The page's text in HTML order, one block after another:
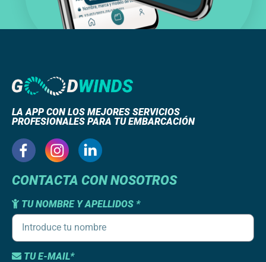
LA APP CON LOS MEJORES SERVICIOS
PROFESIONALES PARA TU EMBARCACIÓN
CONTACTA CON NOSOTROS
TU NOMBRE Y APELLIDOS *
TU E-MAIL*